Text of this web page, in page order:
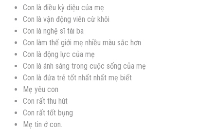
Con là điều kỳ diệu của mẹ
Con là vận động viên cừ khôi
Con là nghệ sĩ tài ba
Con làm thế giới mẹ nhiều màu sắc hơn
Con là động lực của mẹ
Con là ánh sáng trong cuộc sống của mẹ
Con là đứa trẻ tốt nhất nhất mẹ biết
Mẹ yêu con
Con rất thu hút
Con rất tốt bụng
Mẹ tin ở con.